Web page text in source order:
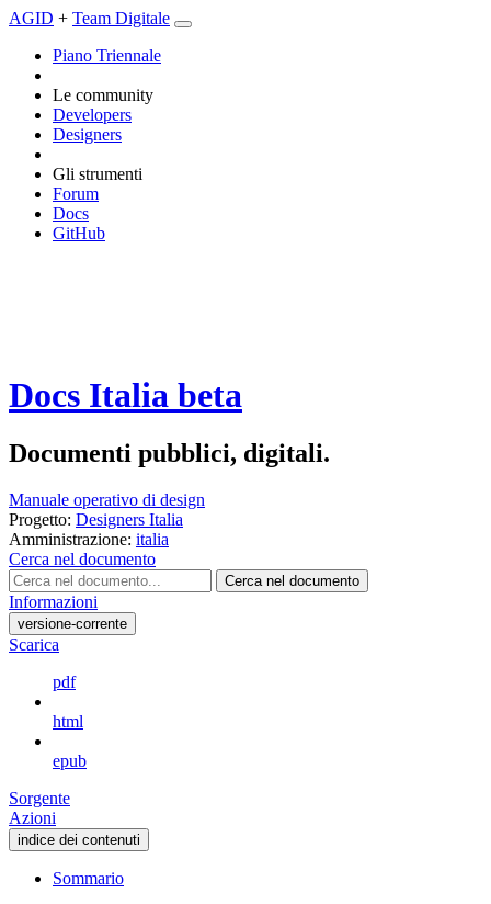
AGID + Team Digitale
Piano Triennale
Le community
Developers
Designers
Gli strumenti
Forum
Docs
GitHub
Docs Italia beta
Documenti pubblici, digitali.
Manuale operativo di design
Progetto: Designers Italia
Amministrazione: italia
Cerca nel documento
Cerca nel documento
Informazioni
versione-corrente
Scarica
pdf
html
epub
Sorgente
Azioni
indice dei contenuti
Sommario